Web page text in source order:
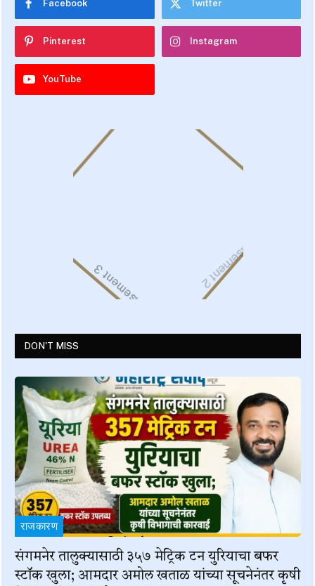
Facebook Twitter
Pinterest Instagram
YouTube
DON'T MISS
राजकारण
संगमनेर तालुक्यासाठी ३५७ मेट्रिक टन युरियाचा बफर
स्टॉक खुला; आमदार अमोल खताळ यांच्या सूचनेनंतर कृषी